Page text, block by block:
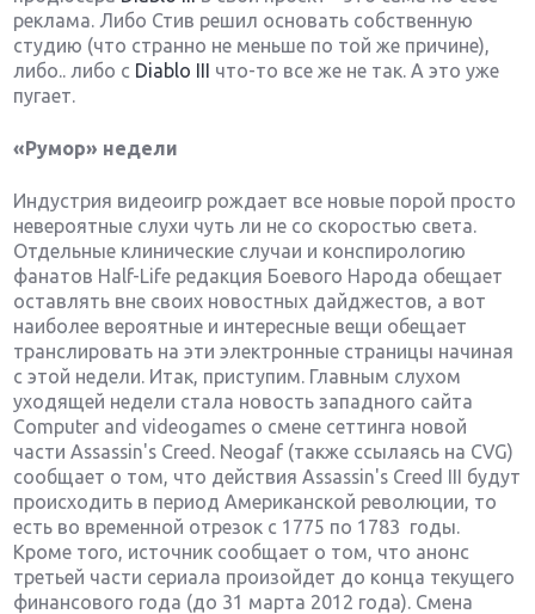
реклама. Либо Стив решил основать собственную
студию (что странно не меньше по той же причине),
либо.. либо с Diablo III что-то все же не так. А это уже
пугает.
«Румор» недели
Индустрия видеоигр рождает все новые порой просто
невероятные слухи чуть ли не со скоростью света.
Отдельные клинические случаи и конспирологию
фанатов Half-Life редакция Боевого Народа обещает
оставлять вне своих новостных дайджестов, а вот
наиболее вероятные и интересные вещи обещает
транслировать на эти электронные страницы начиная
с этой недели. Итак, приступим. Главным слухом
уходящей недели стала новость западного сайта
Computer and videogames о смене сеттинга новой
части Assassin's Creed. Neogaf (также ссылаясь на CVG)
сообщает о том, что действия Assassin's Creed III будут
происходить в период Американской революции, то
есть во временной отрезок с 1775 по 1783 годы.
Кроме того, источник сообщает о том, что анонс
третьей части сериала произойдет до конца текущего
финансового года (до 31 марта 2012 года). Смена